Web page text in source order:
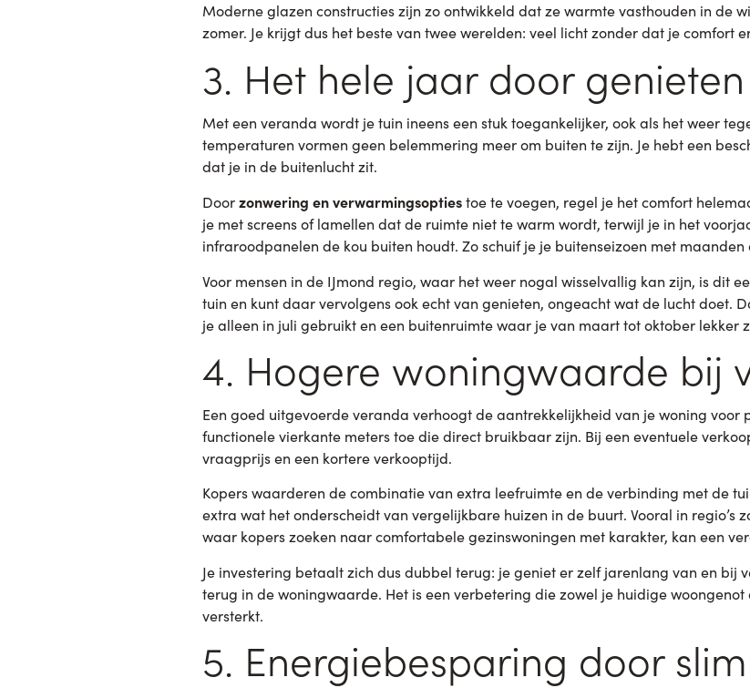
Moderne glazen constructies zijn zo ontwikkeld dat ze warmte vasthouden in de
zomer. Je krijgt dus het beste van twee werelden: veel licht zonder dat je comfort
3. Het hele jaar door
Met een veranda wordt je tuin ineens een stuk toegankelijker, ook als het weer
temperaturen vormen geen belemmering meer om buiten te zijn. Je hebt een
dat je in de buitenlucht zit.
Doorzonwering en verwarmingsoptiestoe te voegen, regel je het comfort
je met screens of lamellen dat de ruimte niet te warm wordt, terwijl je in het
infraroodpanelen de kou buiten houdt. Zo schuif je je buitenseizoen met maanden
Voor mensen in de IJmond regio, waar het weer nogal wisselvallig kan zijn, is dit
tuin en kunt daar vervolgens ook echt van genieten, ongeacht wat de lucht doet.
je alleen in juli gebruikt en een buitenruimte waar je van maart tot oktober lekker
4. Hogere woningwaarde bij
Een goed uitgevoerde veranda verhoogt de aantrekkelijkheid van je woning voor
functionele vierkante meters toe die direct bruikbaar zijn. Bij een eventuele
vraagprijs en een kortere verkooptijd.
Kopers waarderen de combinatie van extra leefruimte en de verbinding met de
extra wat het onderscheidt van vergelijkbare huizen in de buurt. Vooral in regio’s
waar kopers zoeken naar comfortabele gezinswoningen met karakter, kan een
Je investering betaalt zich dus dubbel terug: je geniet er zelf jarenlang van en bij
terug in de woningwaarde. Het is een verbetering die zowel je huidige
versterkt.
5. Energiebesparing door